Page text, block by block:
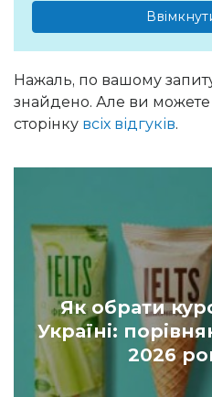
Нажаль, по вашому запиту
знайдено. Але ви
сторінку всіх відгуків.
Як обрати
Україні:
2026